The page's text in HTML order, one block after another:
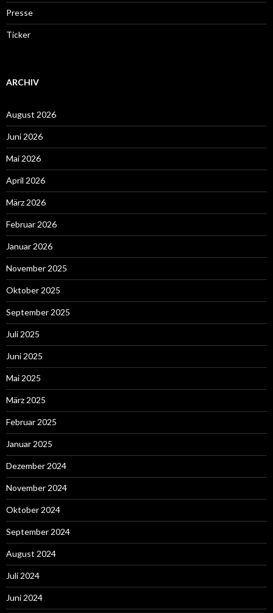
Presse
Ticker
ARCHIV
August 2026
Juni 2026
Mai 2026
April 2026
März 2026
Februar 2026
Januar 2026
November 2025
Oktober 2025
September 2025
Juli 2025
Juni 2025
Mai 2025
März 2025
Februar 2025
Januar 2025
Dezember 2024
November 2024
Oktober 2024
September 2024
August 2024
Juli 2024
Juni 2024